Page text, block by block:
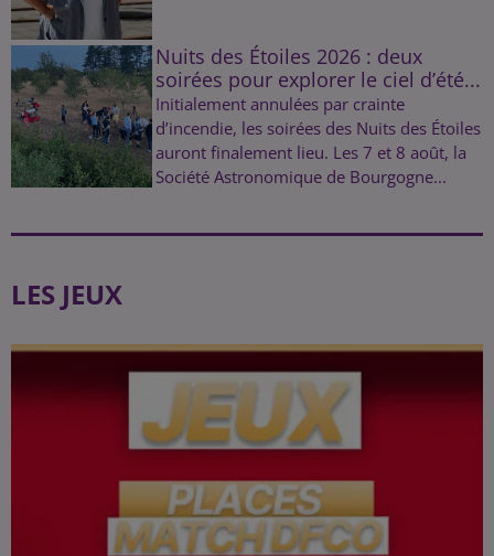
Nuits des Étoiles 2026 : deux
soirées pour explorer le ciel d’été...
Initialement annulées par crainte
d’incendie, les soirées des Nuits des Étoiles
auront finalement lieu. Les 7 et 8 août, la
Société Astronomique de Bourgogne...
LES JEUX